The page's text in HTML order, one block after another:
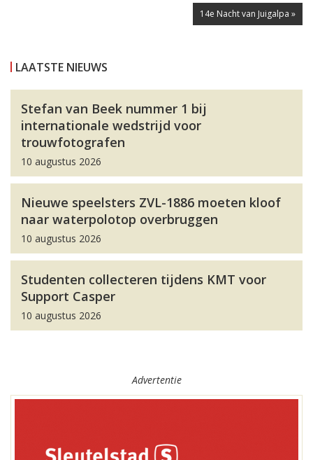
14e Nacht van Juigalpa »
LAATSTE NIEUWS
Stefan van Beek nummer 1 bij
internationale wedstrijd voor
trouwfotografen
10 augustus 2026
Nieuwe speelsters ZVL-1886 moeten kloof
naar waterpolotop overbruggen
10 augustus 2026
Studenten collecteren tijdens KMT voor
Support Casper
10 augustus 2026
Advertentie